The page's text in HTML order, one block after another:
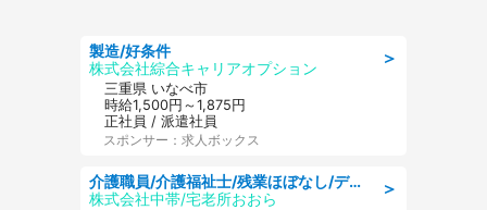
＞
製造/好条件
株式会社綜合キャリアオプション
三重県 いなべ市
時給1,500円～1,875円
正社員 / 派遣社員
スポンサー：求人ボックス
＞
介護職員/介護福祉士/残業ほぼなし/デイサービスの介護士/日勤のみ
株式会社中帯/宅老所おおら